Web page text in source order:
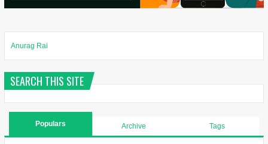
Anurag Rai
SEARCH THIS SITE
Populars Archive Tags